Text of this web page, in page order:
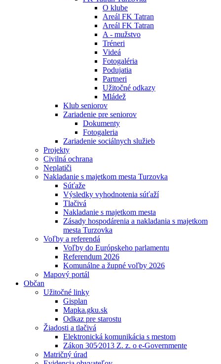
O klube
Areál FK Tatran
Areál FK Tatran
A - mužstvo
Tréneri
Videá
Fotogaléria
Podujatia
Partneri
Užitočné odkazy
Mládež
Klub seniorov
Zariadenie pre seniorov
Dokumenty
Fotogaleria
Zariadenie sociálnych služieb
Projekty
Civilná ochrana
Neplatiči
Nakladanie s majetkom mesta Turzovka
Súťaže
Výsledky vyhodnotenia súťaží
Tlačivá
Nakladanie s majetkom mesta
Zásady hospodárenia a nakladania s majetkom
mesta Turzovka
Voľby a referendá
Voľby do Európskeho parlamentu
Referendum 2026
Komunálne a župné voľby 2026
Mapový portál
Občan
Užitočné linky
Gisplan
Mapka.gku.sk
Odkaz pre starostu
Žiadosti a tlačivá
Elektronická komunikácia s mestom
Zákon 305⁄2013 Z. z. o e-Governmente
Matričný úrad